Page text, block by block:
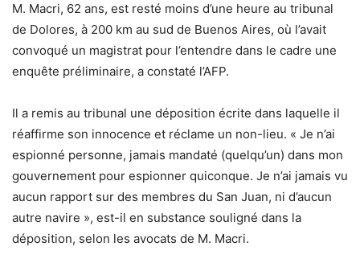
M. Macri, 62 ans, est resté moins d’une heure au tribunal
de Dolores, à 200 km au sud de Buenos Aires, où l’avait
convoqué un magistrat pour l’entendre dans le cadre une
enquête préliminaire, a constaté l’AFP.
Il a remis au tribunal une déposition écrite dans laquelle il
réaffirme son innocence et réclame un non-lieu. « Je n’ai
espionné personne, jamais mandaté (quelqu’un) dans mon
gouvernement pour espionner quiconque. Je n’ai jamais vu
aucun rapport sur des membres du San Juan, ni d’aucun
autre navire », est-il en substance souligné dans la
déposition, selon les avocats de M. Macri.